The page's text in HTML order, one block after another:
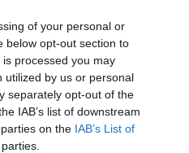
of your personal or
below opt-out section to
processed you may
utilized by us or personal
separately opt-out of the
IAB’s list of downstream
on the IAB’s List of